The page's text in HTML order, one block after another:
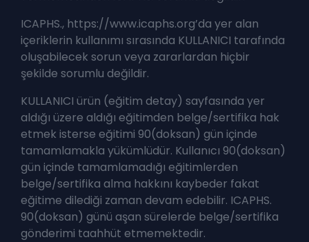
ICAPHS., https://www.icaphs.org’da yer alan
içeriklerin kullanımı sırasında KULLANICI tarafında
oluşabilecek sorun veya zararlardan hiçbir
şekilde sorumlu değildir.
KULLANICI ürün (eğitim detay) sayfasında yer
aldığı üzere aldığı eğitimden belge/sertifika hak
etmek isterse eğitimi 90(doksan) gün içinde
tamamlamakla yükümlüdür. Kullanıcı 90(doksan)
gün içinde tamamlamadığı eğitimlerden
belge/sertifika alma hakkını kaybeder fakat
eğitime dilediği zaman devam edebilir. ICAPHS.
90(doksan) günü aşan sürelerde belge/sertifika
gönderimi taahhüt etmemektedir.